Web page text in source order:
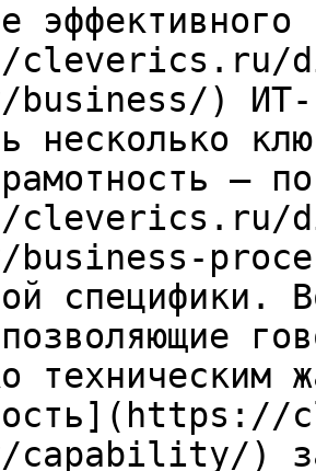
cleverics.ru/
) ИТ-
несколько
–
cleverics.ru/
business-
специфики.
техническим
)